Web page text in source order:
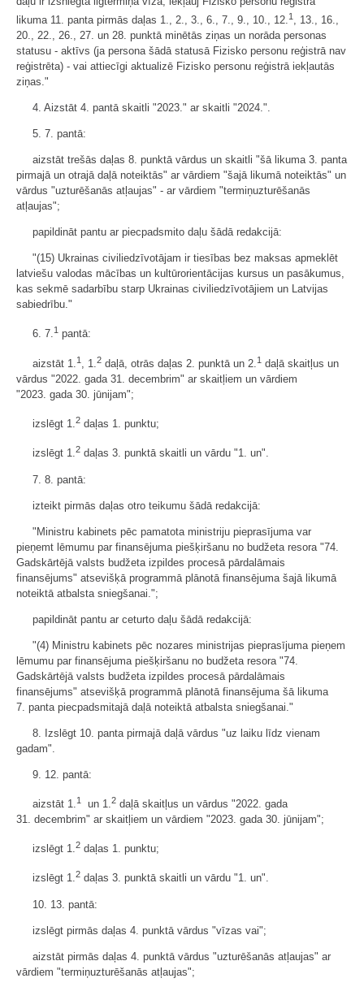
likuma 11. panta pirmās daļas 1., 2., 3., 6., 7., 9., 10., 12.1 , 13., 16.,
20., 22., 26., 27. un 28. punktā minētās ziņas un norāda personas
statusu - aktīvs (ja persona šādā statusā Fizisko personu reģistrā nav
reģistrēta) - vai attiecīgi aktualizē Fizisko personu reģistrā iekļautās
ziņas."
4. Aizstāt 4. pantā skaitli "2023." ar skaitli "2024.".
5. 7. pantā:
aizstāt trešās daļas 8. punktā vārdus un skaitli "šā likuma 3. panta
pirmajā un otrajā daļā noteiktās" ar vārdiem "šajā likumā noteiktās" un
vārdus "uzturēšanās atļaujas" - ar vārdiem "termiņuzturēšanās
atļaujas";
papildināt pantu ar piecpadsmito daļu šādā redakcijā:
"(15) Ukrainas civiliedzīvotājam ir tiesības bez maksas apmeklēt
latviešu valodas mācības un kultūrorientācijas kursus un pasākumus,
kas sekmē sadarbību starp Ukrainas civiliedzīvotājiem un Latvijas
sabiedrību."
6. 7.1 pantā:
aizstāt 1. 1 , 1. 2 daļā, otrās daļas 2. punktā un 2. 1 daļā skaitļus un
vārdus "2022. gada 31. decembrim" ar skaitļiem un vārdiem
"2023. gada 30. jūnijam";
izslēgt 1.2 daļas 1. punktu;
izslēgt 1.2 daļas 3. punktā skaitli un vārdu "1. un".
7. 8. pantā:
izteikt pirmās daļas otro teikumu šādā redakcijā:
"Ministru kabinets pēc pamatota ministriju pieprasījuma var
pieņemt lēmumu par finansējuma piešķiršanu no budžeta resora "74.
Gadskārtējā valsts budžeta izpildes procesā pārdalāmais
finansējums" atsevišķā programmā plānotā finansējuma šajā likumā
noteiktā atbalsta sniegšanai.";
papildināt pantu ar ceturto daļu šādā redakcijā:
"(4) Ministru kabinets pēc nozares ministrijas pieprasījuma pieņem
lēmumu par finansējuma piešķiršanu no budžeta resora "74.
Gadskārtējā valsts budžeta izpildes procesā pārdalāmais
finansējums" atsevišķā programmā plānotā finansējuma šā likuma
7. panta piecpadsmitajā daļā noteiktā atbalsta sniegšanai."
8. Izslēgt 10. panta pirmajā daļā vārdus "uz laiku līdz vienam
gadam".
9. 12. pantā:
aizstāt 1. 1 un 1. 2 daļā skaitļus un vārdus "2022. gada
31. decembrim" ar skaitļiem un vārdiem "2023. gada 30. jūnijam";
izslēgt 1.2 daļas 1. punktu;
izslēgt 1.2 daļas 3. punktā skaitli un vārdu "1. un".
10. 13. pantā:
izslēgt pirmās daļas 4. punktā vārdus "vīzas vai";
aizstāt pirmās daļas 4. punktā vārdus "uzturēšanās atļaujas" ar
vārdiem "termiņuzturēšanās atļaujas";